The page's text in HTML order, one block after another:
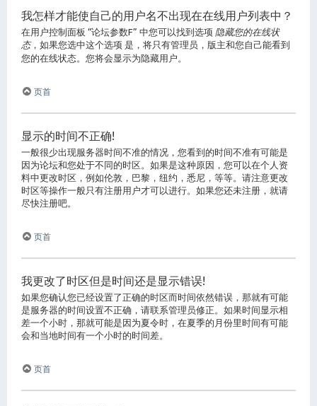
我怎样才能使自己的用户名不出现在在线用户列表中？
在用户控制面板 “论坛参数F” 中您可以找到选项 隐藏您的在线状
态，如果您选中这个选项 是 ，将只有管理员，版主和您自己能看到
您的在线状态。您将会显示为隐藏用户。
页首
显示的时间不正确!
一般很少出现服务器时间不准的情况，您看到的时间不准有可能是
因为论坛和您处于不同的时区。如果是这种原因，您可以在个人资
料中更改时区，例如伦敦，巴黎，纽约，悉尼，等等。请注意更改
时区等操作一般只有注册用户才可以进行。如果您还未注册，就请
尽快注册吧。
页首
我更改了时区但是时间还是显示错误!
如果您确认您已经设置了正确的时区而时间依然错误，那就有可能
是服务器的时间设置不正确，请联系管理员修正。如果时间显示相
差一个小时，那就可能是因为夏令时，在夏季的月份里时间有可能
会和当地时间有一个小时的时间差。
页首